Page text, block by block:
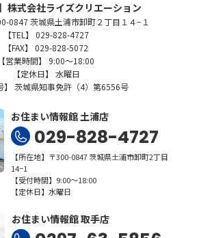
株式会社ライズクリエーション
0847 茨城県土浦市卸町２丁目１４−１
【TEL】 029-828-4727
【FAX】 029-828-5072
【営業時間】 9:00～18:00
【定休日】 水曜日
】 茨城県知事免許（4）第6556号
お住まい情報館 土浦店
029-828-4727
【所在地】〒300-0847 茨城県土浦市卸町2丁目
14−1
【受付時間】9:00～18:00
【定休日】水曜日
お住まい情報館 取手店